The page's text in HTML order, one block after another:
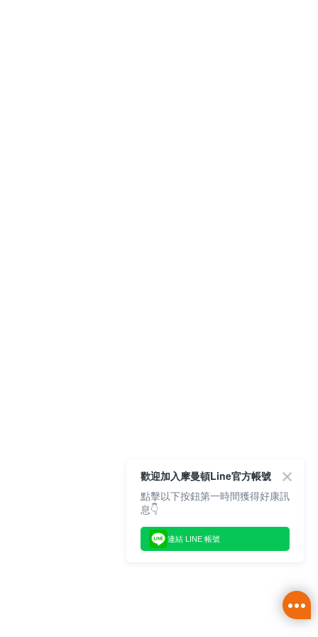
歡迎加入摩曼頓Line官方帳號
點擊以下按鈕第一時間獲得好康訊
息👇
連結 LINE 帳號